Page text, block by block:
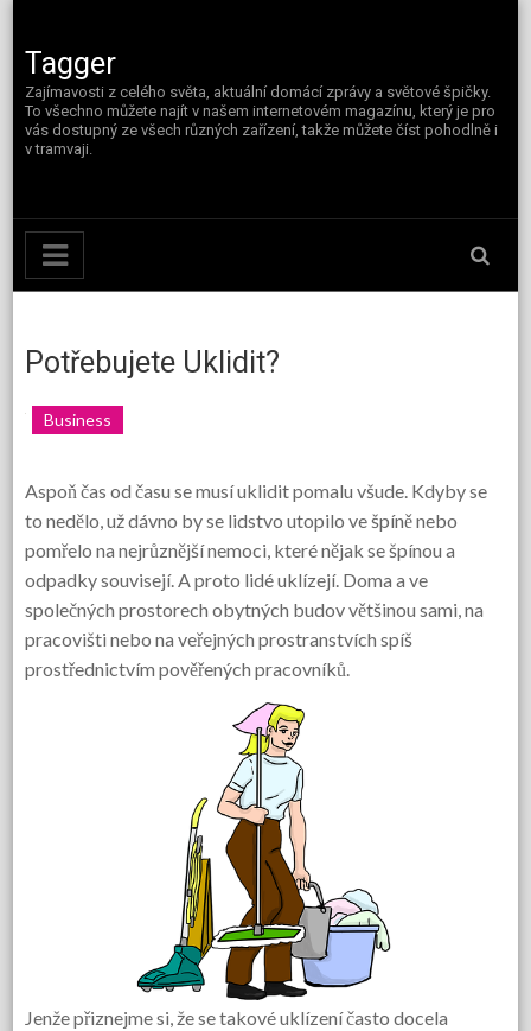
content
Tagger
Zajímavosti z celého světa, aktuální domácí zprávy a světové špičky.
To všechno můžete najít v našem internetovém magazínu, který je pro
vás dostupný ze všech různých zařízení, takže můžete číst pohodlně i
v tramvaji.
Potřebujete Uklidit?
Business
Aspoň čas od času se musí uklidit pomalu všude. Kdyby se
to nedělo, už dávno by se lidstvo utopilo ve špíně nebo
pomřelo na nejrůznější nemoci, které nějak se špínou a
odpadky souvisejí. A proto lidé uklízejí. Doma a ve
společných prostorech obytných budov většinou sami, na
pracovišti nebo na veřejných prostranstvích spíš
prostřednictvím pověřených pracovníků.
Jenže přiznejme si, že se takové uklízení často docela